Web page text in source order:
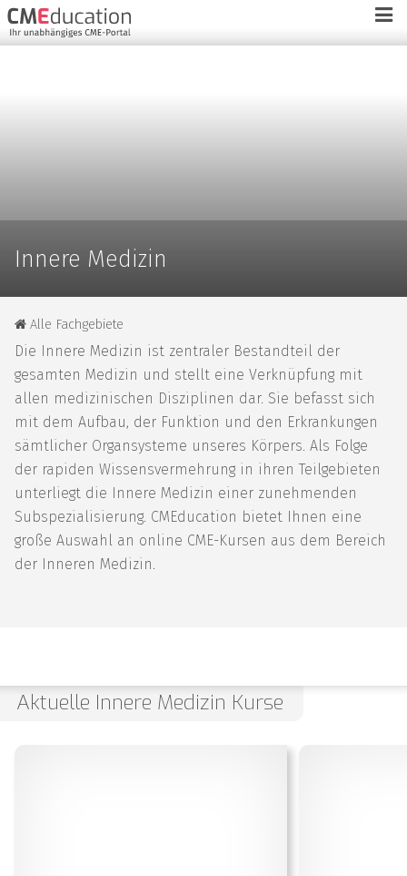
Innere Medizin
Alle Fachgebiete
Die Innere Medizin ist zentraler Bestandteil der
gesamten Medizin und stellt eine Verknüpfung mit
allen medizinischen Disziplinen dar. Sie befasst sich
mit dem Aufbau, der Funktion und den Erkrankungen
sämtlicher Organsysteme unseres Körpers. Als Folge
der rapiden Wissensvermehrung in ihren Teilgebieten
unterliegt die Innere Medizin einer zunehmenden
Subspezialisierung. CMEducation bietet Ihnen eine
große Auswahl an online CME-Kursen aus dem Bereich
der Inneren Medizin.
Aktuelle Innere Medizin Kurse